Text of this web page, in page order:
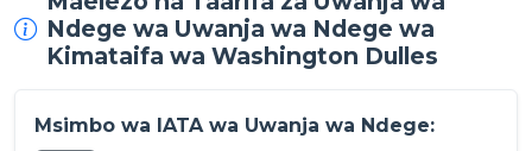
Ndege wa Uwanja wa Ndege wa
Kimataifa wa Washington Dulles
Msimbo wa IATA wa Uwanja wa Ndege: